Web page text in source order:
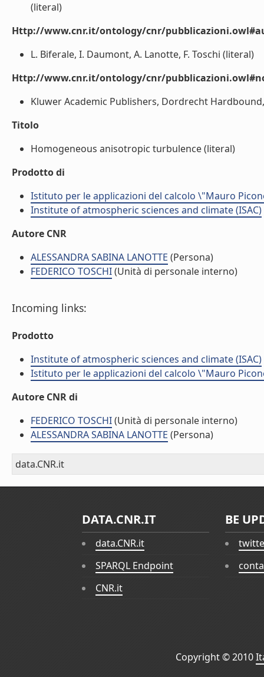
(literal)
Http://www.cnr.it/ontology/cnr/
L. Biferale, I. Daumont, A. Lanotte, F. Toschi (literal)
Http://www.cnr.it/ontology/cnr/
Kluwer Academic Publishers, Dordrecht
Titolo
Homogeneous anisotropic turbulence (literal)
Prodotto di
Istituto per le applicazioni del calcolo \"Mauro
Institute of atmospheric sciences and climate (ISAC)
Autore CNR
ALESSANDRA SABINA LANOTTE (Persona)
FEDERICO TOSCHI(Unità di personale interno)
Incoming links:
Prodotto
Institute of atmospheric sciences and climate (ISAC)
Istituto per le applicazioni del calcolo \"Mauro
Autore CNR di
FEDERICO TOSCHI(Unità di personale interno)
ALESSANDRA SABINA LANOTTE (Persona)
data.CNR.it
DATA.CNR.IT
data.CNR.it
SPARQL Endpoint
CNR.it
BE
Copyright © 2010